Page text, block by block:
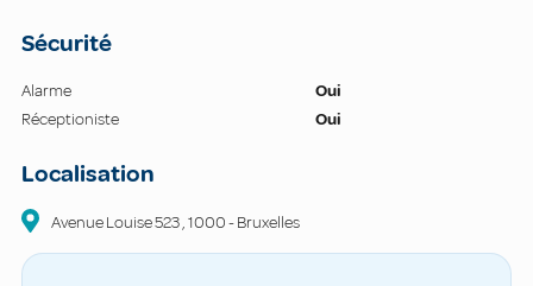
Sécurité
Alarme
Oui
Réceptioniste
Oui
Localisation
Avenue Louise523,1000-Bruxelles